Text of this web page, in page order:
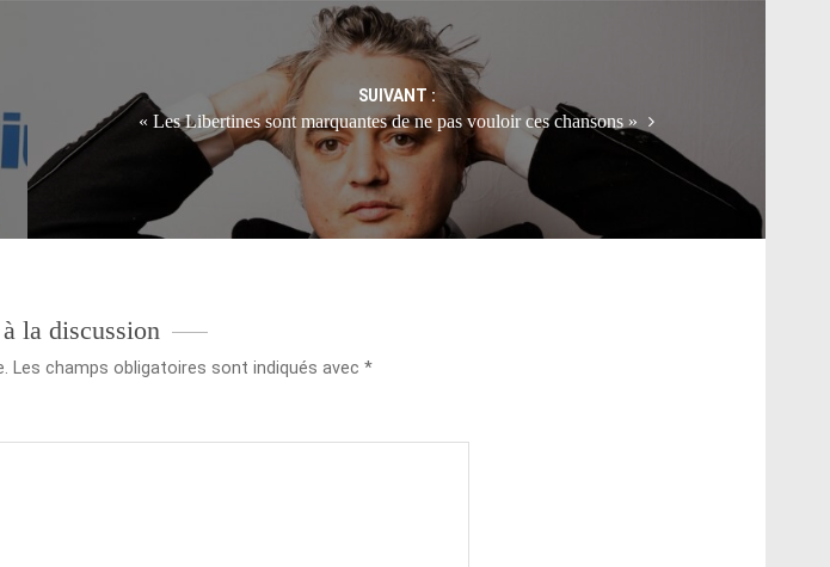
SUIVANT :
« Les Libertines sont marquantes de ne pas vouloir ces chansons »
la discussion
Les champs obligatoires sont indiqués avec *